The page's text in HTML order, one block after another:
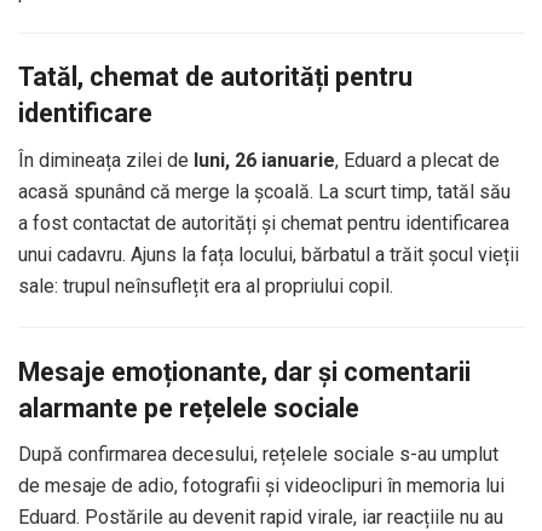
Tatăl, chemat de autorități pentru
identificare
În dimineața zilei de luni, 26 ianuarie, Eduard a plecat de
acasă spunând că merge la școală. La scurt timp, tatăl său
a fost contactat de autorități și chemat pentru identificarea
unui cadavru. Ajuns la fața locului, bărbatul a trăit șocul vieții
sale: trupul neînsuflețit era al propriului copil.
Mesaje emoționante, dar și comentarii
alarmante pe rețelele sociale
După confirmarea decesului, rețelele sociale s-au umplut
de mesaje de adio, fotografii și videoclipuri în memoria lui
Eduard. Postările au devenit rapid virale, iar reacțiile nu au